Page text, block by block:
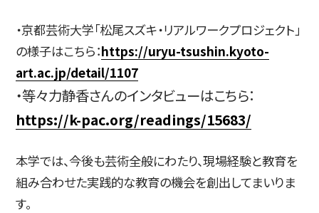
・京都芸術大学「松尾スズキ・リアルワークプロジェクト」
の様子はこちら：https://uryu-tsushin.kyoto-
art.ac.jp/detail/1107
・等々力静香さんのインタビューはこちら：
https://k-pac.org/readings/15683/
本学では、今後も芸術全般にわたり、現場経験と教育を
組み合わせた実践的な教育の機会を創出してまいりま
す。